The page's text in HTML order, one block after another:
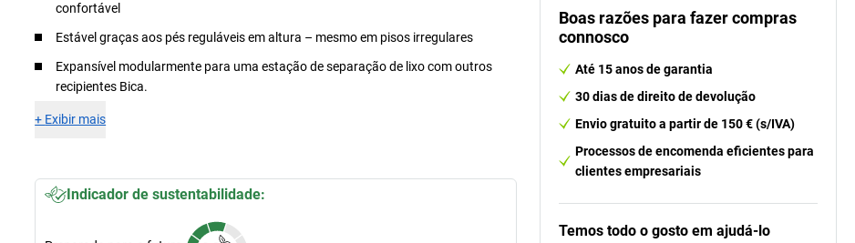
confortável
Estável graças aos pés reguláveis em altura – mesmo em pisos irregulares
Expansível modularmente para uma estação de separação de lixo com outros
recipientes Bica.
+ Exibir mais
Indicador de sustentabilidade:
Boas razões para fazer compras
connosco
Até 15 anos de garantia
30 dias de direito de devolução
Envio gratuito a partir de 150 € (s/IVA)
Processos de encomenda eficientes para
clientes empresariais
Temos todo o gosto em ajudá-lo